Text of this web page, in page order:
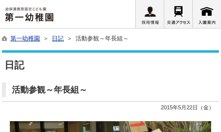
第一幼稚園 ＞ 日記 ＞ 活動参観～年長組～
日記
活動参観～年長組～
2015年5月22日（金）